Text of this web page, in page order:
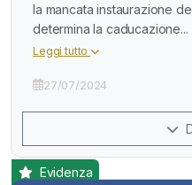
la mancata instaurazione
determina la caducazione...
Leggi tutto
27/07/2024
Evidenza